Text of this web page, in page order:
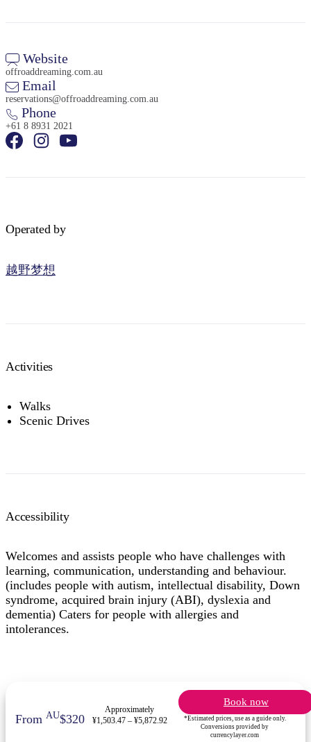
搜
索:
Sign
Website
offroaddreaming.com.au
Email
reservations@offroaddreaming.com.au
Phone
+61 8 8931 2021
Operated by
越野梦想
Activities
Walks
Scenic Drives
Accessibility
Welcomes and assists people who have challenges with
learning, communication, understanding and behaviour.
(includes people with autism, intellectual disability, Down
syndrome, acquired brain injury (ABI), dyslexia and
dementia) Caters for people with allergies and
intolerances.
FromAU$320
Approximately
¥1,503.47 – ¥5,872.92
Book now
*Estimated prices, use as a guide only.
Conversions provided by
currencylayer.com